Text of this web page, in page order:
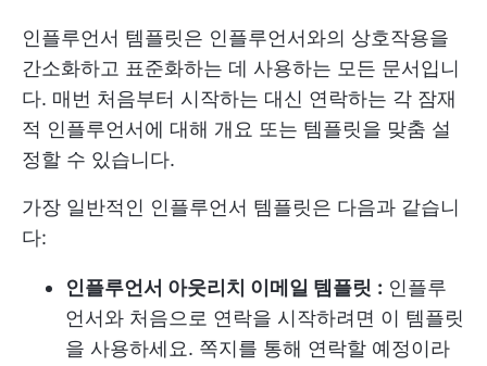
인플루언서 템플릿은 인플루언서와의 상호작용을
간소화하고 표준화하는 데 사용하는 모든 문서입니
다. 매번 처음부터 시작하는 대신 연락하는 각 잠재
적 인플루언서에 대해 개요 또는 템플릿을 맞춤 설
정할 수 있습니다.
가장 일반적인 인플루언서 템플릿은 다음과 같습니
다:
인플루언서 아웃리치 이메일 템플릿 : 인플루
언서와 처음으로 연락을 시작하려면 이 템플릿
을 사용하세요. 쪽지를 통해 연락할 예정이라